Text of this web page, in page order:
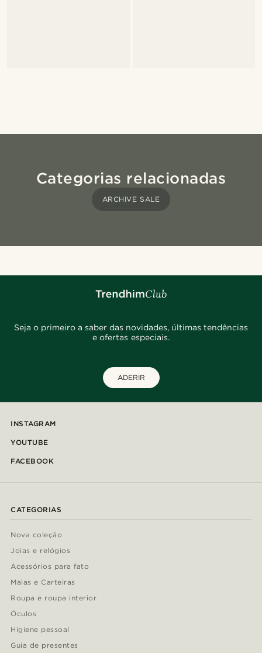
Categorias relacionadas
ARCHIVE SALE
Seja o primeiro a saber das novidades, últimas tendências
e ofertas especiais.
ADERIR
INSTAGRAM
YOUTUBE
FACEBOOK
CATEGORIAS
Nova coleção
Joias e relógios
Acessórios para fato
Malas e Carteiras
Roupa e roupa interior
Óculos
Higiene pessoal
Guia de presentes